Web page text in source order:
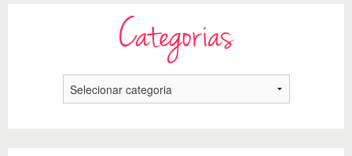
Categorias